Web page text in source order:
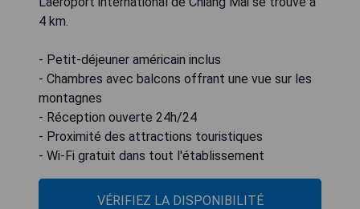
4 km.
- Petit-déjeuner américain inclus
- Chambres avec balcons offrant une vue sur les
montagnes
- Réception ouverte 24h/24
- Proximité des attractions touristiques
- Wi-Fi gratuit dans tout l'établissement
VÉRIFIEZ LA DISPONIBILITÉ